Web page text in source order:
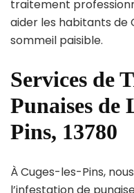
traitement
aider les habitants de
sommeil paisible.
Services de
Punaises de
Pins, 13780
À Cuges-les-Pins,
l’infestation de